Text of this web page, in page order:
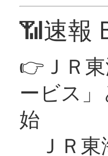
📶速報
👉ＪＲ
ービス
始
ＪＲ東